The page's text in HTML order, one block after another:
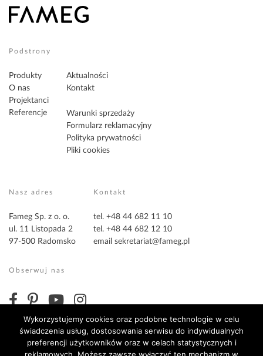
Kontakt
Podstrony
Produkty
O nas
Projektanci
Referencje
Aktualności
Kontakt
Warunki sprzedaży
Formularz reklamacyjny
Polityka prywatności
Pliki cookies
Nasz adres
Fameg Sp. z o. o.
ul. 11 Listopada 2
97-500 Radomsko
Kontakt
tel. +48 44 682 11 10
tel. +48 44 682 12 10
email sekretariat@fameg.pl
Obserwuj nas
Wykorzystujemy cookies oraz podobne technologie w celu
świadczenia usług, dostosowania serwisu do indywidualnych
preferencji użytkowników oraz w celach statystycznych i